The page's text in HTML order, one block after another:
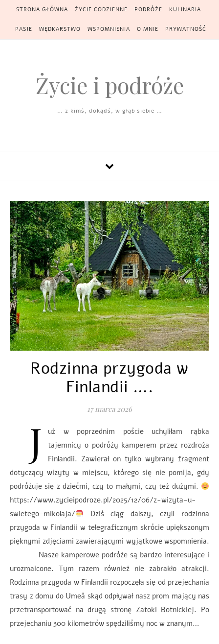
Skip to content
STRONA GŁÓWNA ŻYCIE CODZIENNE PODRÓŻE KULINARIA
PASJE WĘDKARSTWO WSPOMNIENIA O MNIE PRYWATNOŚĆ
Życie i podróże
… z kimś, dokądś, w głąb siebie …
Rodzinna przygoda w
Finlandii ….
17 marca 2026
J
uż w poprzednim poście uchyliłam rąbka
tajemnicy o podróży kamperem przez rozdroża
Finlandii. Zawierał on tylko wybrany fragment
dotyczący wizyty w miejscu, którego się nie pomija, gdy
podróżuje się z dziećmi, czy to małymi, czy też dużymi.
https://www.zycieipodroze.pl/2025/12/06/z-wizyta-u-
swietego-mikolaja/
Dziś ciąg dalszy, czyli rodzinna
przygoda w Finlandii w telegraficznym skrócie upiększonym
pięknymi zdjęciami zawierającymi wyjątkowe wspomnienia.
Nasze kamperowe podróże są bardzo interesujące i
urozmaicone. Tym razem również nie zabrakło atrakcji.
Rodzinna przygoda w Finlandii rozpoczęła się od przejechania
trasy z domu do Umeå skąd odpływał nasz prom mający nas
przetransportować na drugą stronę Zatoki Botnickiej. Po
przejechaniu 300 kilometrów spędziliśmy noc w znanym…